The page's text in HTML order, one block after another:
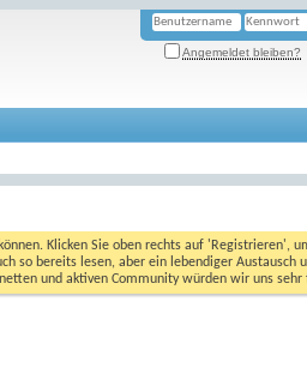
Angemeldet bleiben?
Klicken Sie oben rechts auf 'Registrieren',
so bereits lesen, aber ein lebendiger Austausch
und aktiven Community würden wir uns sehr